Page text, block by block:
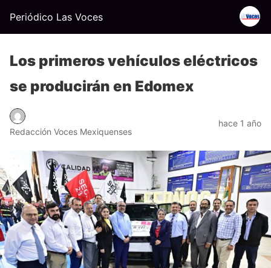
Periódico Las Voces
Los primeros vehículos eléctricos
se producirán en Edomex
Redacción Voces Mexiquenses
hace 1 año